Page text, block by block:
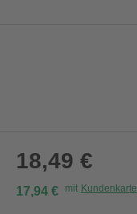
18,49 €
17,94 € mit Kundenkarte